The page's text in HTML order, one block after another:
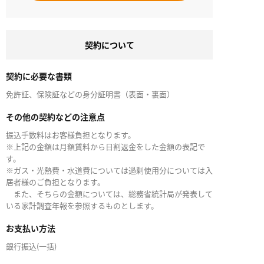
契約について
契約に必要な書類
免許証、保険証などの身分証明書（表面・裏面）
その他の契約などの注意点
振込手数料はお客様負担となります。
※上記の金額は月額賃料から日割返金をした金額の表記で
す。
※ガス・光熱費・水道費については過剰使用分については入
居者様のご負担となります。
また、そちらの金額については、総務省統計局が発表して
いる家計調査年報を参照するものとします。
お支払い方法
銀行振込(一括)